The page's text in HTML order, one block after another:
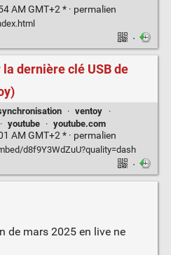
AM GMT+2 * · permalien
·
dernière clé USB de
· ventoy
·
· youtube · youtube.com
AM GMT+2 * · permalien
d8f9Y3WdZuU?quality=dash
·
de mars 2025 en live ne